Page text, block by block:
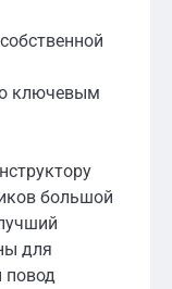
ключевым
большой
для
повод